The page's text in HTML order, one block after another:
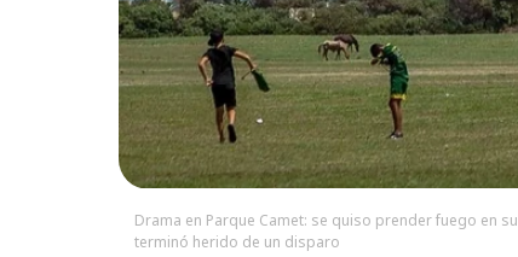
Drama en Parque Camet: se quiso prender fuego en
terminó herido de un disparo